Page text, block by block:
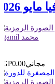
elgamil محمد
مجاني